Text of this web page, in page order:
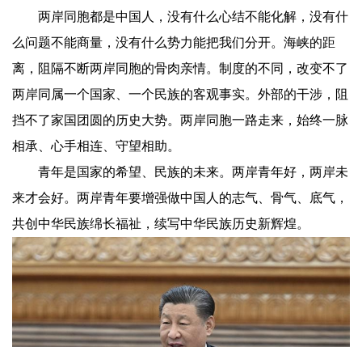
两岸同胞都是中国人，没有什么心结不能化解，没有什
么问题不能商量，没有什么势力能把我们分开。海峡的距
离，阻隔不断两岸同胞的骨肉亲情。制度的不同，改变不了
两岸同属一个国家、一个民族的客观事实。外部的干涉，阻
挡不了家国团圆的历史大势。两岸同胞一路走来，始终一脉
相承、心手相连、守望相助。
青年是国家的希望、民族的未来。两岸青年好，两岸未
来才会好。两岸青年要增强做中国人的志气、骨气、底气，
共创中华民族绵长福祉，续写中华民族历史新辉煌。